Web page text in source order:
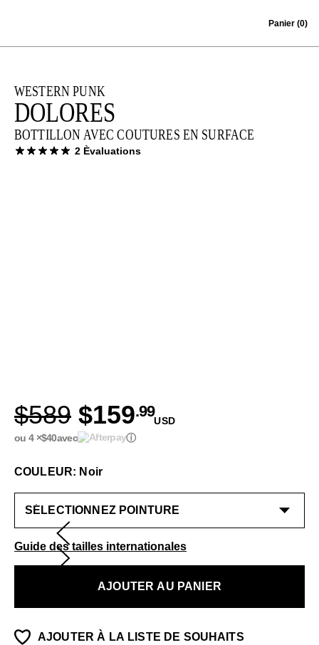
Panier (0)
WESTERN PUNK
DOLORES
BOTTILLON AVEC COUTURES EN SURFACE
2 Èvaluations
$589 $159.99
USD
ou 4 ×$40avec ⓘ
COULEUR: Noir
Guide des tailles internationales
AJOUTER AU PANIER
AJOUTER À LA LISTE DE SOUHAITS